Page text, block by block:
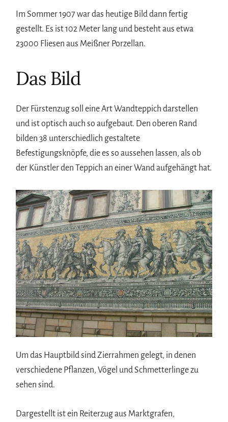
Im Sommer 1907 war das heutige Bild dann fertig
gestellt. Es ist 102 Meter lang und besteht aus etwa
23000 Fliesen aus Meißner Porzellan.
Das Bild
Der Fürstenzug soll eine Art Wandteppich darstellen
und ist optisch auch so aufgebaut. Den oberen Rand
bilden 38 unterschiedlich gestaltete
Befestigungsknöpfe, die es so aussehen lassen, als ob
der Künstler den Teppich an einer Wand aufgehängt hat.
Um das Hauptbild sind Zierrahmen gelegt, in denen
verschiedene Pflanzen, Vögel und Schmetterlinge zu
sehen sind.
Dargestellt ist ein Reiterzug aus Marktgrafen,